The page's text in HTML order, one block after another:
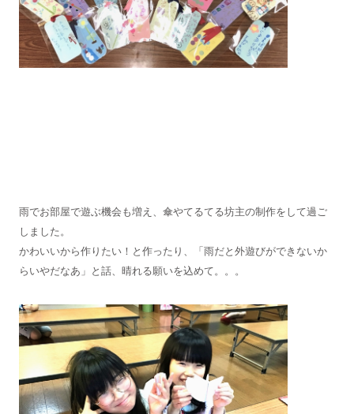
雨でお部屋で遊ぶ機会も増え、傘やてるてる坊主の制作をして過ご
しました。
かわいいから作りたい！と作ったり、「雨だと外遊びができないか
らいやだなあ」と話、晴れる願いを込めて。。。